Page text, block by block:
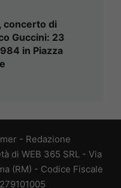
concerto di
Guccini: 23
in Piazza
- Redazione
di WEB 365 SRL - Via
(RM) - Codice Fiscale